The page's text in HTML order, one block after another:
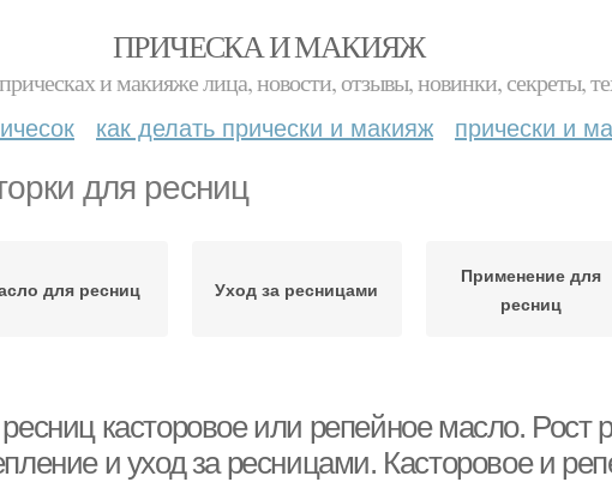
ПРИЧЕСКА И МАКИЯЖ
и макияже лица, новости, отзывы, новинки, секреты,
как делать прически и макияж прически и
для ресниц
для ресниц Уход за ресницами
Применение для
ресниц
касторовое или репейное масло. Рост
и уход за ресницами. Касторовое и